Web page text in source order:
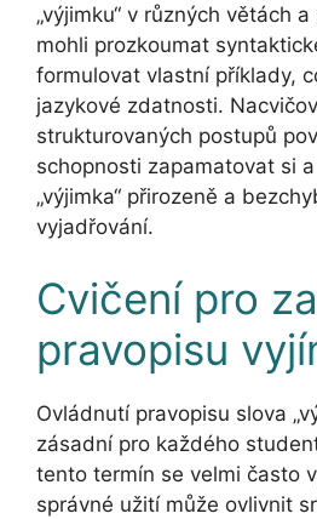
„výjimku“ v různých větách
mohli prozkoumat
formulovat vlastní příklady,
jazykové zdatnosti.
strukturovaných postupů
schopnosti zapamatovat si
„výjimka“ přirozeně a
vyjadřování.
Cvičení pro
pravopisu
Ovládnutí pravopisu slova
zásadní pro každého
tento termín se velmi často
správné užití může ovlivnit